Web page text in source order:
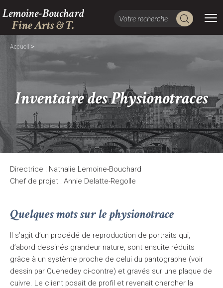
Lemoine-Bouchard
Fine Arts & T.
Accueil >
Inventaire des Physionotraces
Directrice : Nathalie Lemoine-Bouchard
Chef de projet : Annie Delatte-Regolle
Quelques mots sur le physionotrace
Il s’agit d’un procédé de reproduction de portraits qui,
d’abord dessinés grandeur nature, sont ensuite réduits
grâce à un système proche de celui du pantographe (voir
dessin par Quenedey ci-contre) et gravés sur une plaque de
cuivre. Le client posait de profil et revenait chercher la